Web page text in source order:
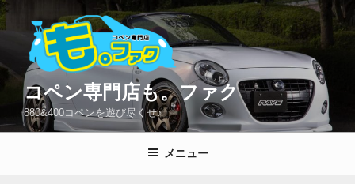
コ
ン
ン
ス
プ
コペン専門店も。ファク
880&400コペンを遊び尽くせ♪
メニュー